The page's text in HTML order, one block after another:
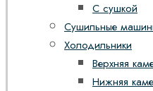
С сушкой
Сушильные
Холодильники
Верхняя
Нижняя